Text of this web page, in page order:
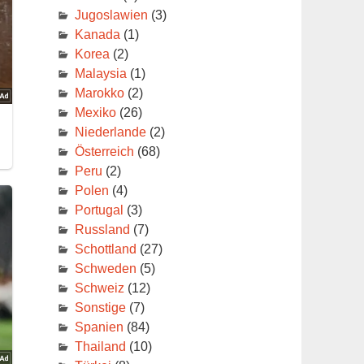
Jugoslawien (3)
Kanada (1)
Korea (2)
Malaysia (1)
Marokko(2)
Mexiko(26)
Niederlande(2)
Österreich (68)
Peru (2)
Polen (4)
Portugal (3)
Russland (7)
Schottland (27)
Schweden (5)
Schweiz (12)
Sonstige(7)
Spanien (84)
Thailand (10)